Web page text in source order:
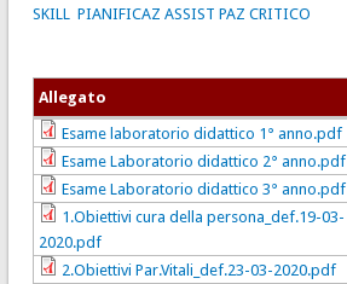
SKILL PIANIFICAZ ASSIST PAZ CRITICO
Allegato
Esame laboratorio didattico 1° anno.pdf
Esame Laboratorio didattico 2° anno.pdf
Esame Laboratorio didattico 3° anno.pdf
1.Obiettivi cura della persona_def.19-03-
2020.pdf
2.Obiettivi Par.Vitali_def.23-03-2020.pdf